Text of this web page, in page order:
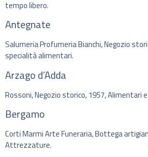
tempo libero.
Antegnate
Salumeria Profumeria Bianchi, Negozio
specialità alimentari.
Arzago d’Adda
Rossoni, Negozio storico, 1957, Alimentari
Bergamo
Corti Marmi Arte Funeraria, Bottega
Attrezzature.